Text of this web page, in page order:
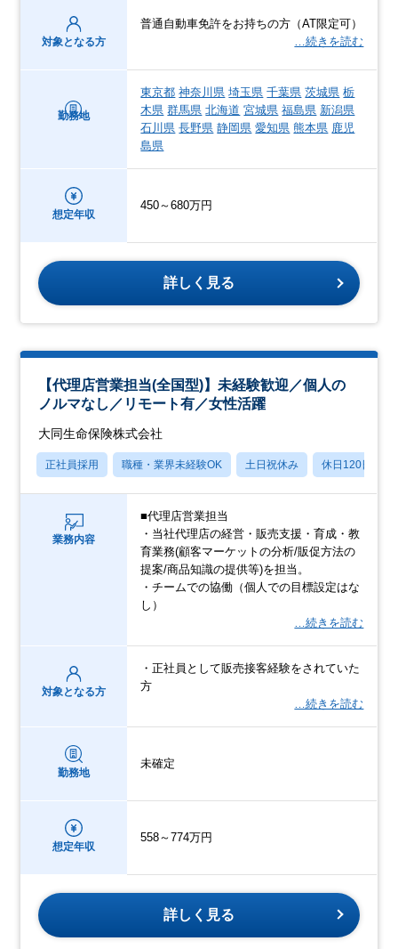
対象となる方
普通自動車免許をお持ちの方（AT限定可）
…続きを読む
勤務地
東京都 神奈川県 埼玉県 千葉県 茨城県 栃
木県 群馬県 北海道 宮城県 福島県 新潟県
石川県 長野県 静岡県 愛知県 熊本県 鹿児
島県
想定年収
450～680万円
詳しく見る
【代理店営業担当(全国型)】未経験歓迎／個人の
ノルマなし／リモート有／女性活躍
大同生命保険株式会社
正社員採用 職種・業界未経験OK 土日祝休み 休日120日以上
業務内容
■代理店営業担当
・当社代理店の経営・販売支援・育成・教
育業務(顧客マーケットの分析/販促方法の
提案/商品知識の提供等)を担当。
・チームでの協働（個人での目標設定はな
し）
…続きを読む
対象となる方
・正社員として販売接客経験をされていた
方
…続きを読む
勤務地
未確定
想定年収
558～774万円
詳しく見る